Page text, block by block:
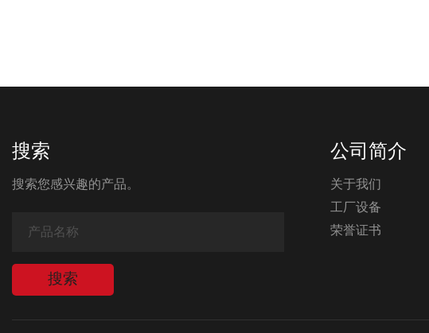
搜索
搜索您感兴趣的产品。
公司简介
关于我们
工厂设备
荣誉证书